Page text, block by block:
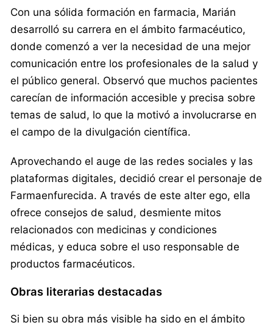
Con una sólida formación en farmacia, Marián
desarrolló su carrera en el ámbito farmacéutico,
donde comenzó a ver la necesidad de una mejor
comunicación entre los profesionales de la salud y
el público general. Observó que muchos pacientes
carecían de información accesible y precisa sobre
temas de salud, lo que la motivó a involucrarse en
el campo de la divulgación científica.
Aprovechando el auge de las redes sociales y las
plataformas digitales, decidió crear el personaje de
Farmaenfurecida. A través de este alter ego, ella
ofrece consejos de salud, desmiente mitos
relacionados con medicinas y condiciones
médicas, y educa sobre el uso responsable de
productos farmacéuticos.
Obras literarias destacadas
Si bien su obra más visible ha sido en el ámbito